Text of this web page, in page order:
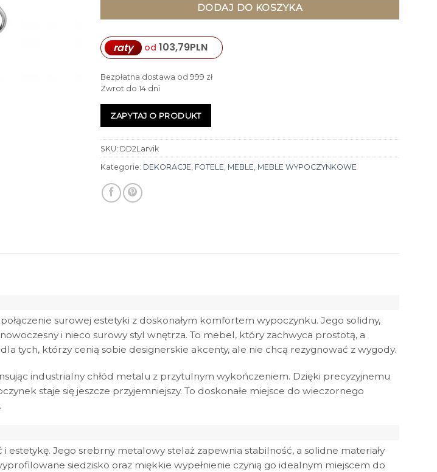
DODAJ DO KOSZYKA
raty od 103,79PLN
Bezpłatna dostawa od 999 zł
Zwrot do 14 dni
ZAPYTAJ O PRODUKT
SKU: DD2Larvik
Kategorie: DEKORACJE FOTELE MEBLE MEBLE WYPOCZYNKOWE
surowej estetyki z doskonałym komfortem wypoczynku. Jego solidny,
i nieco surowy styl wnętrza. To mebel, który zachwyca prostotą, a
dla tych, którzy cenią sobie designerskie akcenty, ale nie chcą rezygnować z wygody.
industrialny chłód metalu z przytulnym wykończeniem. Dzięki precyzyjnemu
staje się jeszcze przyjemniejszy. To doskonałe miejsce do wieczornego
estetykę. Jego srebrny metalowy stelaż zapewnia stabilność, a solidne materiały
siedzisko oraz miękkie wypełnienie czynią go idealnym miejscem do